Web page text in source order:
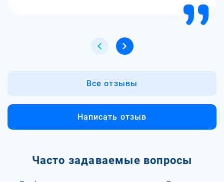
Все отзывы
Написать отзыв
Часто задаваемые вопросы